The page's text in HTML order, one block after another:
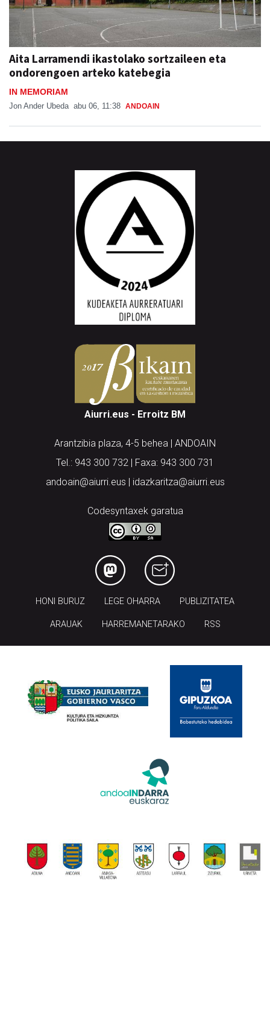
Aita Larramendi ikastolako sortzaileen eta
ondorengoen arteko katebegia
IN MEMORIAM
Jon Ander Ubeda abu 06, 11:38 ANDOAIN
Aiurri.eus - Erroitz BM
Arantzibia plaza, 4-5 behea | ANDOAIN
Tel.: 943 300 732 | Faxa: 943 300 731
andoain@aiurri.eus | idazkaritza@aiurri.eus
Codesyntaxek garatua
HONI BURUZ LEGE OHARRA PUBLIZITATEA
ARAUAK HARREMANETARAKO RSS